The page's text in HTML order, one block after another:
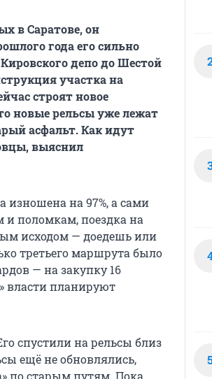
в Саратове, он
года его сильно
депо до Шестой
участка на
строят новое
новые рельсы уже лежат
асфальт. Как идут
выяснил
изношена на 97%, а сами
и поломкам, поездка на
исходом — доедешь или
третьего маршрута было
— на закупку 16
власти планируют
спустили на рельсы близ
ещё не обновлялись,
по старым путям. Пока